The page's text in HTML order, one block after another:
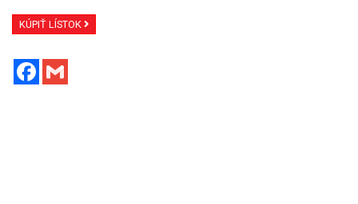
KÚPIŤ LÍSTOK
Facebook